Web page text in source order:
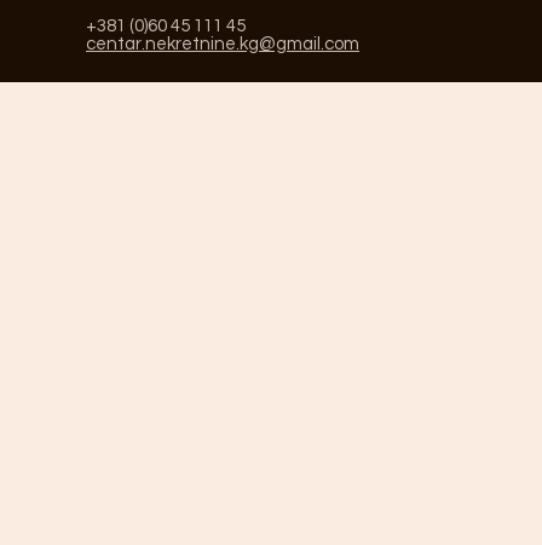
+381 (0)60 45 111 45
centar.nekretnine.kg@gmail.com